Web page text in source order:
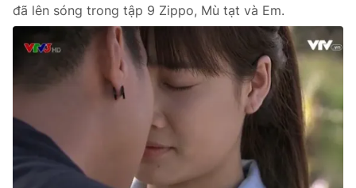
đã lên sóng trong tập 9 Zippo, Mù tạt và Em.